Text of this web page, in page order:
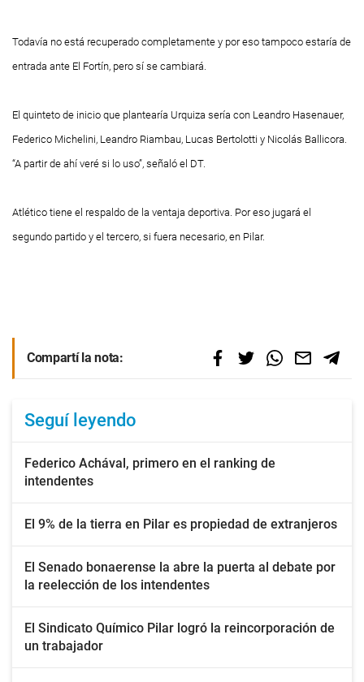
Todavía no está recuperado completamente y por eso tampoco estaría de
entrada ante El Fortín, pero sí se cambiará.
El quinteto de inicio que plantearía Urquiza sería con Leandro Hasenauer,
Federico Michelini, Leandro Riambau, Lucas Bertolotti y Nicolás Ballicora.
“A partir de ahí veré si lo uso”, señaló el DT.
Atlético tiene el respaldo de la ventaja deportiva. Por eso jugará el
segundo partido y el tercero, si fuera necesario, en Pilar.
Compartí la nota:
Seguí leyendo
Federico Achával, primero en el ranking de
intendentes
El 9% de la tierra en Pilar es propiedad de extranjeros
El Senado bonaerense la abre la puerta al debate por
la reelección de los intendentes
El Sindicato Químico Pilar logró la reincorporación de
un trabajador